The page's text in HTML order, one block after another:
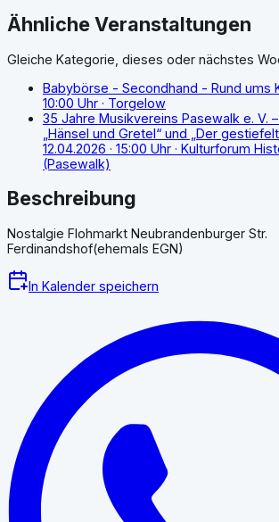
Ähnliche Veranstaltungen
Gleiche Kategorie, dieses oder nächstes
Babybörse - Secondhand - Rund ums
10:00 Uhr · Torgelow
35 Jahre Musikvereins Pasewalk e. V.
„Hänsel und Gretel“ und „Der
12.04.2026 · 15:00 Uhr · Kulturforum
(Pasewalk)
Beschreibung
Nostalgie Flohmarkt Neubrandenburger Str.
Ferdinandshof(ehemals EGN)
In Kalender speichern